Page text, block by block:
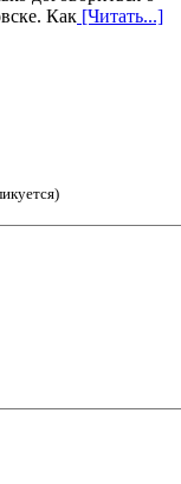
Как [Читать...]